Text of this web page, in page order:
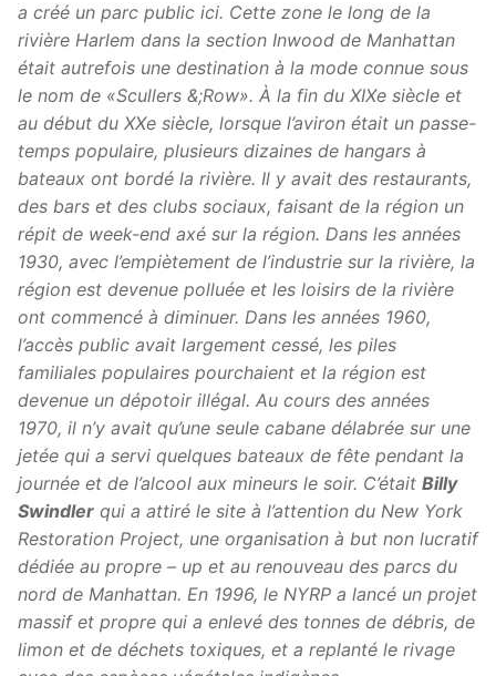
a créé un parc public ici. Cette zone le long de la
rivière Harlem dans la section Inwood de Manhattan
était autrefois une destination à la mode connue sous
le nom de «Scullers &;Row». À la fin du XIXe siècle et
au début du XXe siècle, lorsque l’aviron était un passe-
temps populaire, plusieurs dizaines de hangars à
bateaux ont bordé la rivière. Il y avait des restaurants,
des bars et des clubs sociaux, faisant de la région un
répit de week-end axé sur la région. Dans les années
1930, avec l’empiètement de l’industrie sur la rivière, la
région est devenue polluée et les loisirs de la rivière
ont commencé à diminuer. Dans les années 1960,
l’accès public avait largement cessé, les piles
familiales populaires pourchaient et la région est
devenue un dépotoir illégal. Au cours des années
1970, il n’y avait qu’une seule cabane délabrée sur une
jetée qui a servi quelques bateaux de fête pendant la
journée et de l’alcool aux mineurs le soir. C’était Billy
Swindler qui a attiré le site à l’attention du New York
Restoration Project, une organisation à but non lucratif
dédiée au propre – up et au renouveau des parcs du
nord de Manhattan. En 1996, le NYRP a lancé un projet
massif et propre qui a enlevé des tonnes de débris, de
limon et de déchets toxiques, et a replanté le rivage